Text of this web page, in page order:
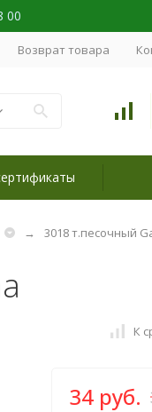
00
Возврат товара
3018 т.песочный
К
34 руб.